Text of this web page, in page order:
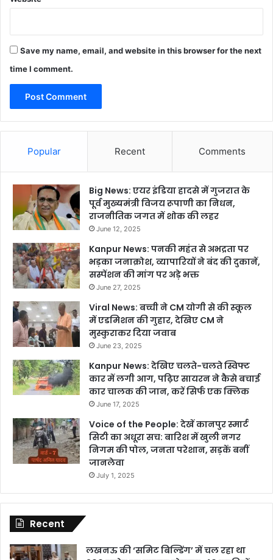
Save my name, email, and website in this browser for the next
time I comment.
Popular Recent Comments
Big News: एयर इंडिया हादसे में गुजरात के
पूर्व मुख्यमंत्री विजय रूपाणी का निधन,
राजनीतिक जगत में शोक की लहर
June 12, 2025
Kanpur News: पनकी महंत से अभद्रता पर
भड़का जनाक्रोश, व्यापारियों ने बंद की दुकानें,
सस्पेंशन की मांग पर अड़े भक्त
June 27, 2025
Viral News: बच्ची ने CM योगी से की स्कूल
में एडमिशन की गुहार, देखिए CM ने
मुस्कुराकर दिया जवाब
June 23, 2025
Kanpur News: देखिए चलते-चलते स्विफ्ट
कार में लगी आग, पढ़िए सायरन ने कैसे बचाई
कार चालक की जान, करें सिर्फ एक क्लिक
June 17, 2025
Voice of the People: देखें कानपुर स्मार्ट
सिटी का अधूरा सच: बारिश में खुली नगर
निगम की पोल, जनता परेशान, सड़कें बनीं
जानलेवा
July 1, 2025
Recent
लखनऊ की ‘समिट बिल्डिंग’ में चल रहा था